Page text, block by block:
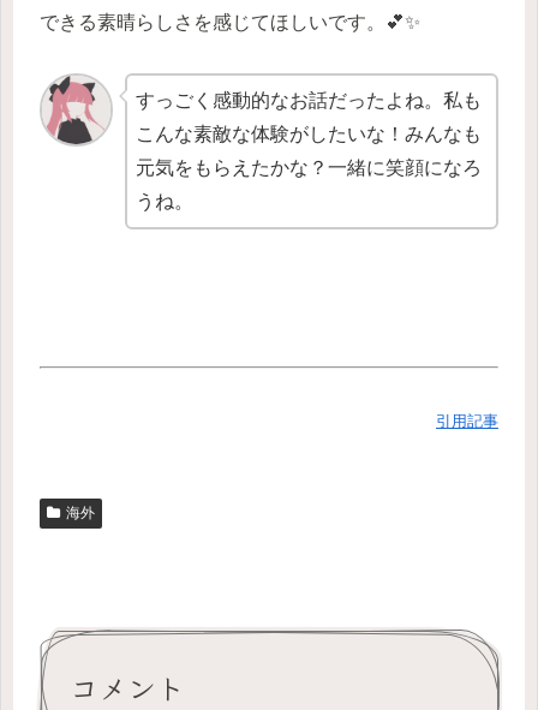
できる素晴らしさを感じてほしいです。💕✨
すっごく感動的なお話だったよね。私も
こんな素敵な体験がしたいな！みんなも
元気をもらえたかな？一緒に笑顔になろ
うね。
引用記事
海外
コメント